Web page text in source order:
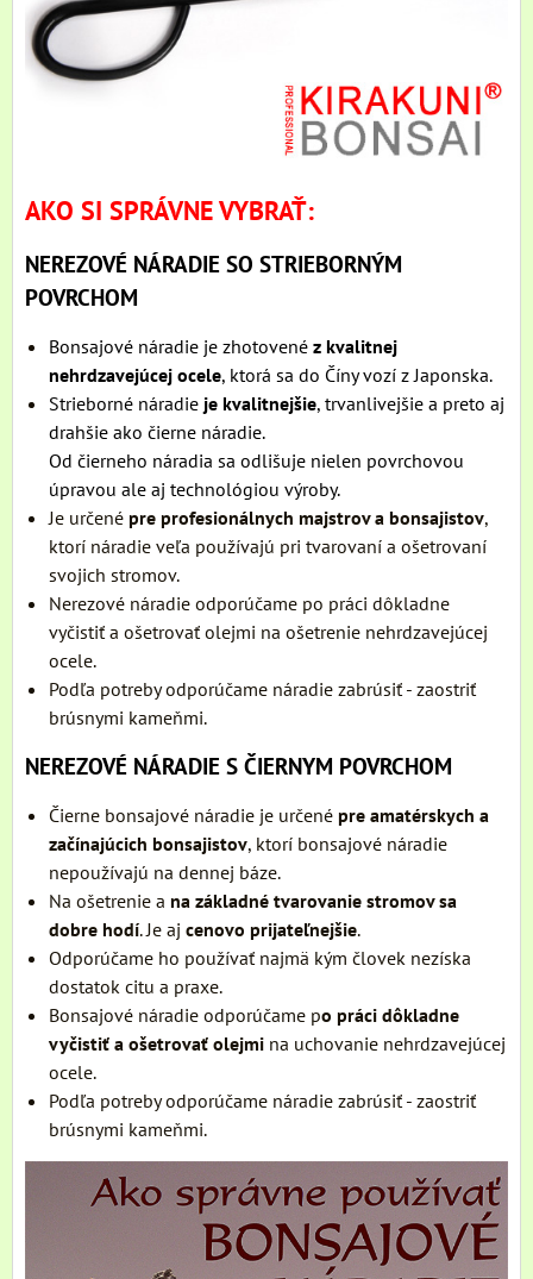
AKO SI SPRÁVNE VYBRAŤ:
NEREZOVÉ NÁRADIE SO STRIEBORNÝM
POVRCHOM
Bonsajové náradie je zhotovené z kvalitnej
nehrdzavejúcej ocele, ktorá sa do Číny vozí z Japonska.
Strieborné náradie je kvalitnejšie, trvanlivejšie a preto aj
drahšie ako čierne náradie.
Od čierneho náradia sa odlišuje nielen povrchovou
úpravou ale aj technológiou výroby.
Je určené pre profesionálnych majstrov a bonsajistov,
ktorí náradie veľa používajú pri tvarovaní a ošetrovaní
svojich stromov.
Nerezové náradie odporúčame po práci dôkladne
vyčistiť a ošetrovať olejmi na ošetrenie nehrdzavejúcej
ocele.
Podľa potreby odporúčame náradie zabrúsiť - zaostriť
brúsnymi kameňmi.
NEREZOVÉ NÁRADIE S ČIERNYM POVRCHOM
Čierne bonsajové náradie je určené pre amatérskych a
začínajúcich bonsajistov, ktorí bonsajové náradie
nepoužívajú na dennej báze.
Na ošetrenie a na základné tvarovanie stromov sa
dobre hodí. Je aj cenovo prijateľnejšie.
Odporúčame ho používať najmä kým človek nezíska
dostatok citu a praxe.
Bonsajové náradie odporúčame po práci dôkladne
vyčistiť a ošetrovať olejmi na uchovanie nehrdzavejúcej
ocele.
Podľa potreby odporúčame náradie zabrúsiť - zaostriť
brúsnymi kameňmi.